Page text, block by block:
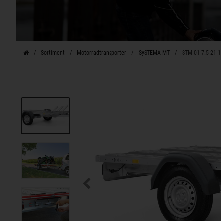
Sortiment Motorradtransporter SySTEMA MT STM 01 7.5-21-